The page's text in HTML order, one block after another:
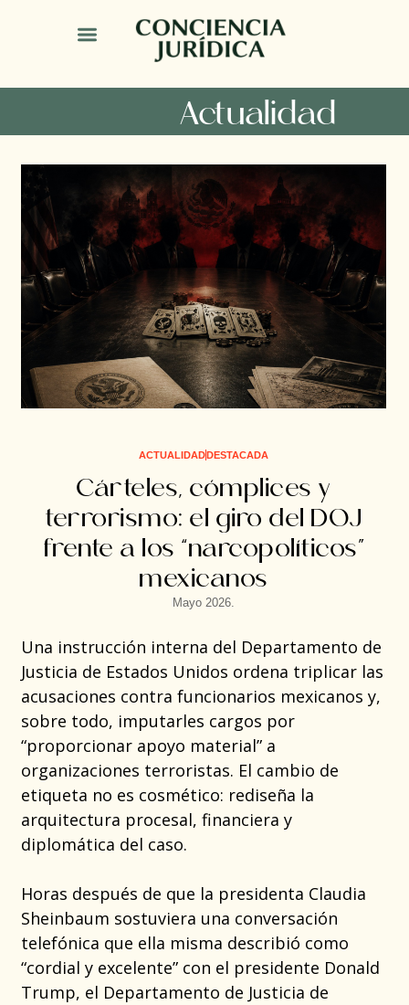
Actualidad
ACTUALIDADDESTACADA
Cárteles, cómplices y
terrorismo: el giro del DOJ
frente a los “narcopolíticos”
mexicanos
Mayo 2026.
Una instrucción interna del Departamento de
Justicia de Estados Unidos ordena triplicar las
acusaciones contra funcionarios mexicanos y,
sobre todo, imputarles cargos por
“proporcionar apoyo material” a
organizaciones terroristas. El cambio de
etiqueta no es cosmético: rediseña la
arquitectura procesal, financiera y
diplomática del caso.
Horas después de que la presidenta Claudia
Sheinbaum sostuviera una conversación
telefónica que ella misma describió como
“cordial y excelente” con el presidente Donald
Trump, el Departamento de Justicia de